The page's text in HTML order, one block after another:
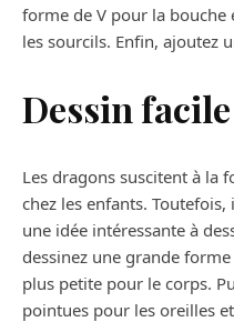
forme de V pour la
les sourcils. Enfin, ajoutez
Dessin
Les dragons suscitent à la
chez les enfants.
une idée intéressante à
dessinez une grande
plus petite pour le corps.
pointues pour les oreilles